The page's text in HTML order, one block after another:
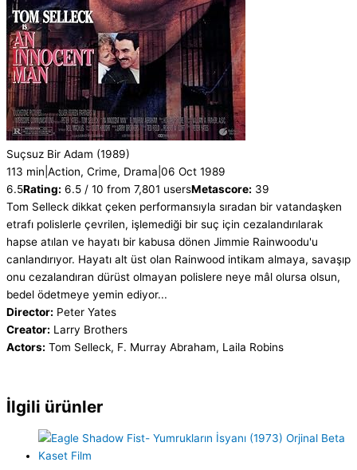
Suçsuz Bir Adam (1989)
113 min Action, Crime, Drama 06 Oct 1989
6.5Rating: 6.5 / 10 from 7,801 usersMetascore: 39
Tom Selleck dikkat çeken performansıyla sıradan bir vatandaşken
etrafı polislerle çevrilen, işlemediği bir suç için cezalandırılarak
hapse atılan ve hayatı bir kabusa dönen Jimmie Rainwoodu'u
canlandırıyor. Hayatı alt üst olan Rainwood intikam almaya, savaşıp
onu cezalandıran dürüst olmayan polislere neye mâl olursa olsun,
bedel ödetmeye yemin ediyor...
Director: Peter Yates
Creator: Larry Brothers
Actors: Tom Selleck, F. Murray Abraham, Laila Robins
İlgili ürünler